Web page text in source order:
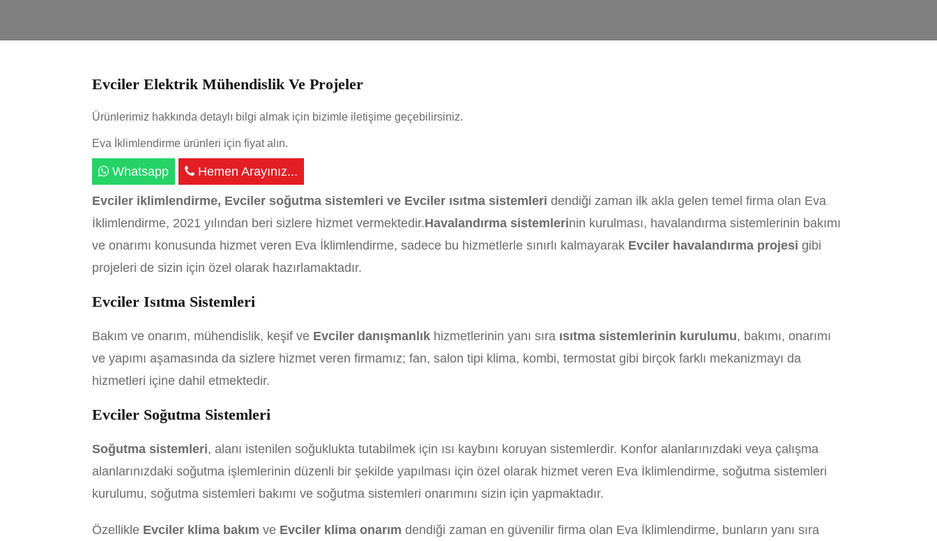
Evciler Elektrik Mühendislik Ve Projeler
Ürünlerimiz hakkında detaylı bilgi almak için bizimle iletişime geçebilirsiniz.
Eva İklimlendirme ürünleri için fiyat alın.
Whatsapp Hemen Arayınız...
Evciler iklimlendirme, Evciler soğutma sistemleri ve Evciler ısıtma sistemleri dendiği zaman ilk akla gelen temel firma olan Eva
İklimlendirme, 2021 yılından beri sizlere hizmet vermektedir.Havalandırma sistemlerinin kurulması, havalandırma sistemlerinin bakımı
ve onarımı konusunda hizmet veren Eva İklimlendirme, sadece bu hizmetlerle sınırlı kalmayarak Evciler havalandırma projesi gibi
projeleri de sizin için özel olarak hazırlamaktadır.
Evciler Isıtma Sistemleri
Bakım ve onarım, mühendislik, keşif ve Evciler danışmanlık hizmetlerinin yanı sıra ısıtma sistemlerinin kurulumu, bakımı, onarımı
ve yapımı aşamasında da sizlere hizmet veren firmamız; fan, salon tipi klima, kombi, termostat gibi birçok farklı mekanizmayı da
hizmetleri içine dahil etmektedir.
Evciler Soğutma Sistemleri
Soğutma sistemleri, alanı istenilen soğuklukta tutabilmek için ısı kaybını koruyan sistemlerdir. Konfor alanlarınızdaki veya çalışma
alanlarınızdaki soğutma işlemlerinin düzenli bir şekilde yapılması için özel olarak hizmet veren Eva İklimlendirme, soğutma sistemleri
kurulumu, soğutma sistemleri bakımı ve soğutma sistemleri onarımını sizin için yapmaktadır.
Özellikle Evciler klima bakım ve Evciler klima onarım dendiği zaman en güvenilir firma olan Eva İklimlendirme, bunların yanı sıra